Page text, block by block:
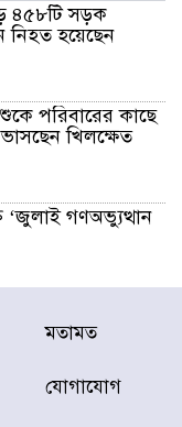
৪৫৮টি সড়ক
নিহত হয়েছেন
পরিবারের কাছে
খিলক্ষেত
গণঅভ্যুত্থান
আঞ্চলিক পাসপোর্ট
চক্রের ১৩ জন
মতামত
যোগাযোগ